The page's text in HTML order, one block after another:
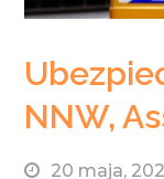
NNW,
20 maja,